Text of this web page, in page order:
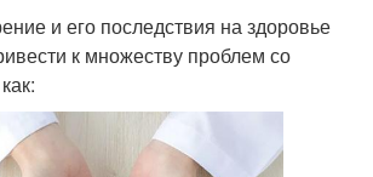
и его последствия на здоровье
к множеству проблем со